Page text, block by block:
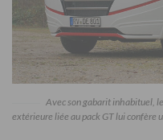
Avec son gabarit inhabituel,
extérieure liée au pack GT lui confère